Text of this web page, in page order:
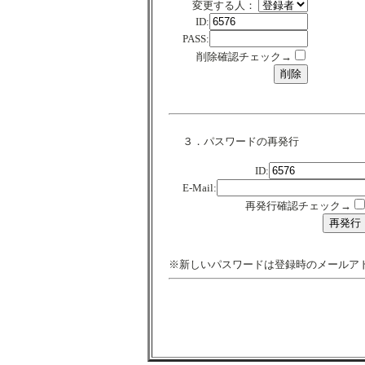
変更する人：
ID:
PASS:
削除確認チェック→
３．パスワードの再発行
ID:
E-Mail:
再発行確認チェック→
※新しいパスワードは登録時のメールア